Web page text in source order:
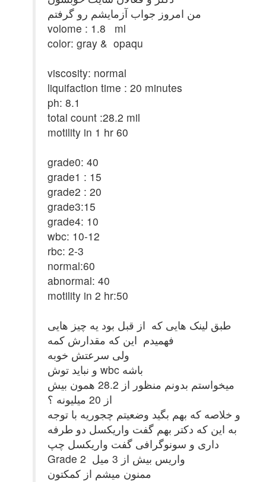
من امروز جواب آزمایشم رو گرفتم
volome : 1.8 ml
color: gray & opaqu
viscosity: normal
liquifaction time : 20 minutes
ph: 8.1
total count :28.2 mil
motility in 1 hr 60
grade0: 40
grade1 : 15
grade2 : 20
grade3:15
grade4: 10
wbc: 10-12
rbc: 2-3
normal:60
abnormal: 40
motility in 2 hr:50
طبق لینک هایی که از قبل بود یه چیز هایی
فهمیدم این که مقدارش کمه
ولی سرعتش خوبه
و نباید توش wbc باشه
میخواستم بدونم منظور از 28.2 همون بیش
از 20 میلیونه ؟
و خلاصه که بهم بگید وضعیتم چجوریه با توجه
به این که دکتر بهم گفت واریکسل دو طرفه
داری و سونوگرافی گفت واریکسل چپ
Grade 2 واریس بیش از 3 میل
ممنون میشم از کمکتون